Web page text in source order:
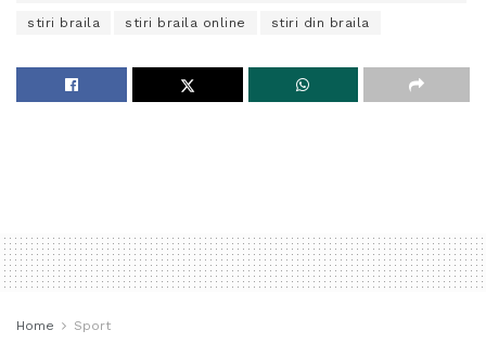
stiri braila stiri braila online stiri din braila
Home Sport